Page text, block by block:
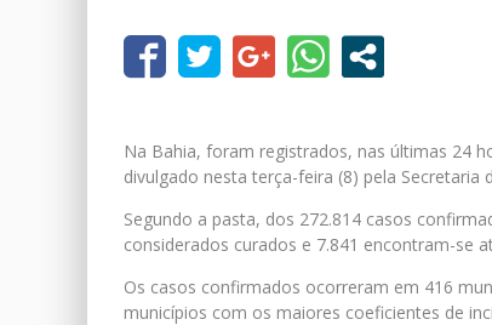
Na Bahia, foram registrados, nas últimas 24
divulgado nesta terça-feira (8) pela Secretaria
Segundo a pasta, dos 272.814 casos
considerados curados e 7.841 encontram-se
Os casos confirmados ocorreram em 416
municípios com os maiores coeficientes de